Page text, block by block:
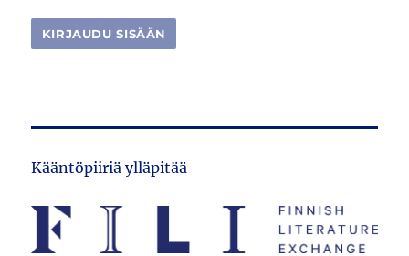
Kääntöpiiriä ylläpitää